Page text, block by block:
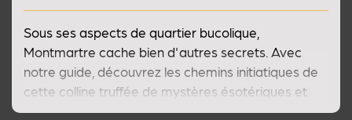
Sous ses aspects de quartier bucolique,
Montmartre cache bien d'autres secrets. Avec
notre guide, découvrez les chemins initiatiques de
cette colline truffée de mystères ésotériques et
d'histoires intrigantes. Au fil des ruelles, notre